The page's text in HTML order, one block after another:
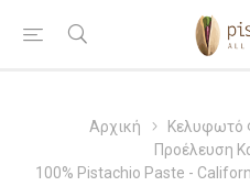
Αρχική Κελυφωτό
Προέλευση
100% Pistachio Paste -